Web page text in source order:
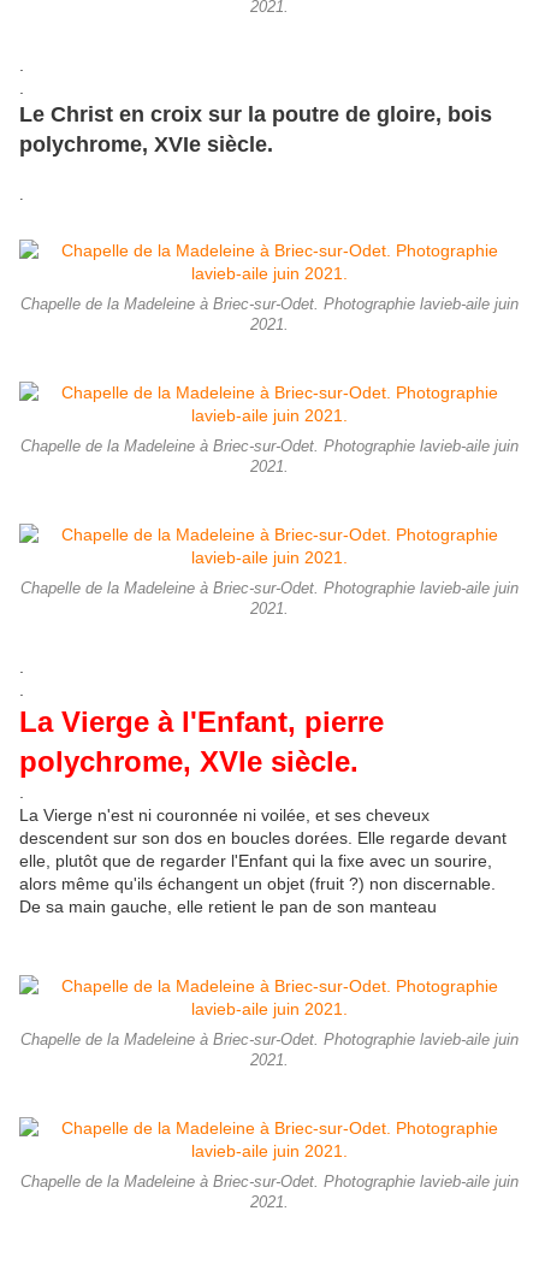
2021.
Le Christ en croix sur la poutre de gloire, bois
polychrome, XVIe siècle.
.
Chapelle de la Madeleine à Briec-sur-Odet. Photographie lavieb-aile juin
2021.
Chapelle de la Madeleine à Briec-sur-Odet. Photographie lavieb-aile juin
2021.
Chapelle de la Madeleine à Briec-sur-Odet. Photographie lavieb-aile juin
2021.
La Vierge à l'Enfant, pierre
polychrome, XVIe siècle.
La Vierge n'est ni couronnée ni voilée, et ses cheveux
descendent sur son dos en boucles dorées. Elle regarde devant
elle, plutôt que de regarder l'Enfant qui la fixe avec un sourire,
alors même qu'ils échangent un objet (fruit ?) non discernable.
De sa main gauche, elle retient le pan de son manteau
Chapelle de la Madeleine à Briec-sur-Odet. Photographie lavieb-aile juin
2021.
Chapelle de la Madeleine à Briec-sur-Odet. Photographie lavieb-aile juin
2021.